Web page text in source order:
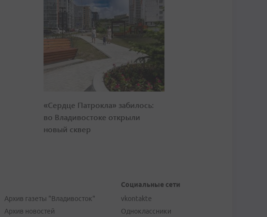
«Сердце Патрокла» забилось:
во Владивостоке открыли
новый сквер
Архив газеты "Владивосток"
Архив новостей
Социальные сети
vkontakte
Одноклассники